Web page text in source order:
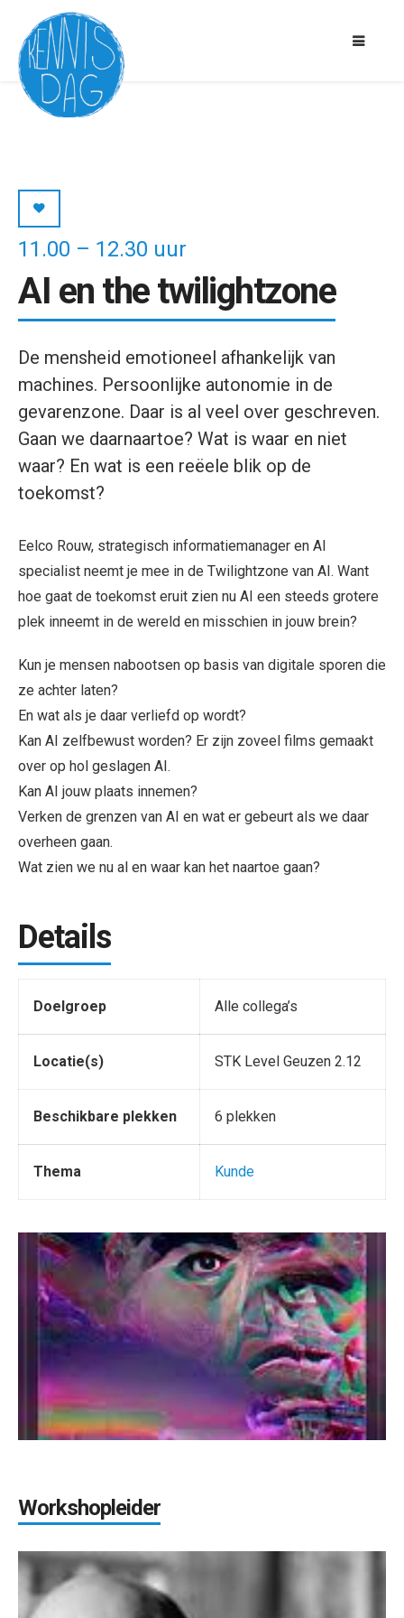
11.00 – 12.30 uur
AI en the twilightzone
De mensheid emotioneel afhankelijk van
machines. Persoonlijke autonomie in de
gevarenzone. Daar is al veel over geschreven.
Gaan we daarnaartoe? Wat is waar en niet
waar? En wat is een reëele blik op de
toekomst?
Eelco Rouw, strategisch informatiemanager en AI
specialist neemt je mee in de Twilightzone van AI. Want
hoe gaat de toekomst eruit zien nu AI een steeds grotere
plek inneemt in de wereld en misschien in jouw brein?
Kun je mensen nabootsen op basis van digitale sporen die
ze achter laten?
En wat als je daar verliefd op wordt?
Kan AI zelfbewust worden? Er zijn zoveel films gemaakt
over op hol geslagen AI.
Kan AI jouw plaats innemen?
Verken de grenzen van AI en wat er gebeurt als we daar
overheen gaan.
Wat zien we nu al en waar kan het naartoe gaan?
Details
Doelgroep Alle collega’s
Locatie(s) STK Level Geuzen 2.12
Beschikbare plekken 6 plekken
Thema Kunde
Workshopleider